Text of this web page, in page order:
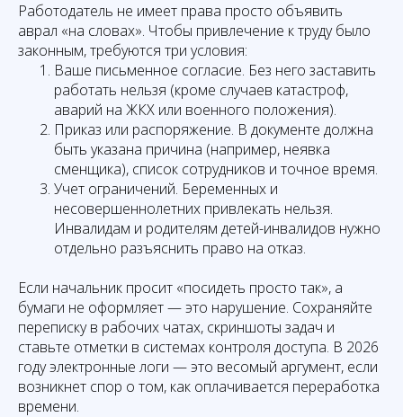
Работодатель не имеет права просто объявить
аврал «на словах». Чтобы привлечение к труду было
законным, требуются три условия:
Ваше письменное согласие. Без него заставить
работать нельзя (кроме случаев катастроф,
аварий на ЖКХ или военного положения).
Приказ или распоряжение. В документе должна
быть указана причина (например, неявка
сменщика), список сотрудников и точное время.
Учет ограничений. Беременных и
несовершеннолетних привлекать нельзя.
Инвалидам и родителям детей-инвалидов нужно
отдельно разъяснить право на отказ.
Если начальник просит «посидеть просто так», а
бумаги не оформляет — это нарушение. Сохраняйте
переписку в рабочих чатах, скриншоты задач и
ставьте отметки в системах контроля доступа. В 2026
году электронные логи — это весомый аргумент, если
возникнет спор о том, как оплачивается переработка
времени.